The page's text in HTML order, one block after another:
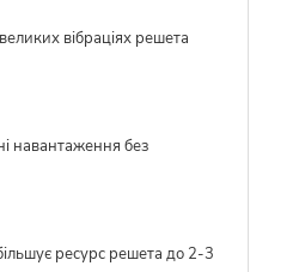
вібраціях решета
навантаження без
ресурс решета до 2-3